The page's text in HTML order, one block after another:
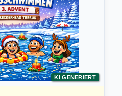
KI GENERIERT